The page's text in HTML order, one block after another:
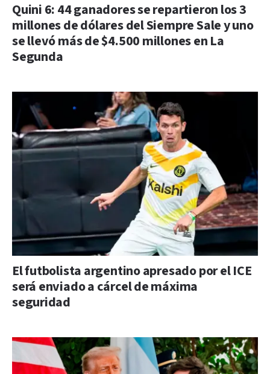
Quini 6: 44 ganadores se repartieron los 3
millones de dólares del Siempre Sale y uno
se llevó más de $4.500 millones en La
Segunda
El futbolista argentino apresado por el ICE
será enviado a cárcel de máxima
seguridad